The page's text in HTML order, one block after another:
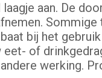
aan. De
Sommige
bij het
eet- of
werking.